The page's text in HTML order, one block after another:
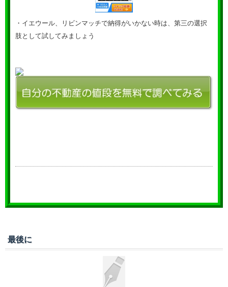
・イエウール、リビンマッチで納得がいかない時は、第三の選択
肢として試してみましょう
最後に